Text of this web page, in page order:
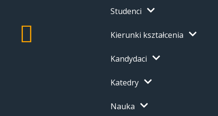
Studenci
Kierunki kształcenia
Kandydaci
Katedry
Nauka